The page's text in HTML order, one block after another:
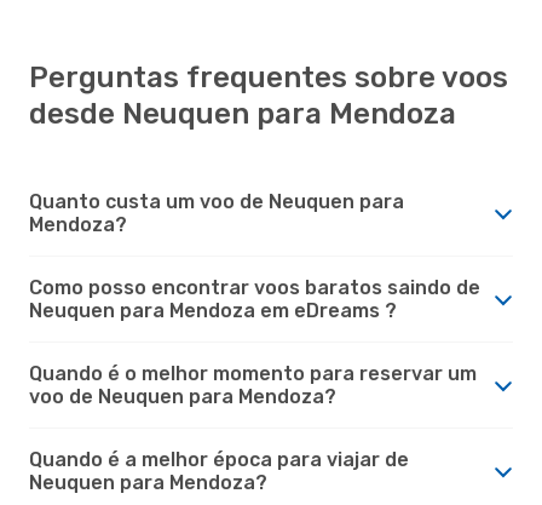
Perguntas frequentes sobre voos
desde Neuquen para Mendoza
Quanto custa um voo de Neuquen para
Mendoza?
Como posso encontrar voos baratos saindo de
Neuquen para Mendoza em eDreams ?
Quando é o melhor momento para reservar um
voo de Neuquen para Mendoza?
Quando é a melhor época para viajar de
Neuquen para Mendoza?